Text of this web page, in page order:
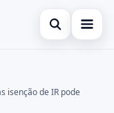
Abrir busca
isenção de IR pode